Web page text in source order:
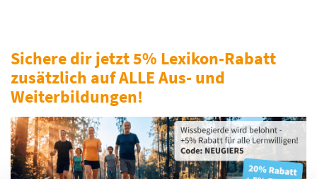
Sichere dir jetzt 5% Lexikon-Rabatt
zusätzlich auf ALLE Aus- und
Weiterbildungen!